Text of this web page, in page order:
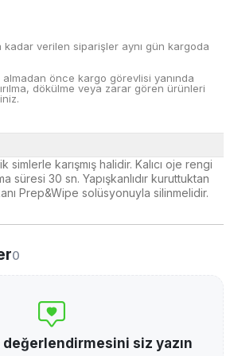
verilen siparişler aynı gün kargoda
önce kargo görevlisi yanında
dökülme veya zarar gören ürünleri
karışmış halidir. Kalıcı oje rengi
süresi 30 sn. Yapışkanlıdır kuruttuktan
Prep&Wipe solüsyonuyla silinmelidir.
0
siz yazın